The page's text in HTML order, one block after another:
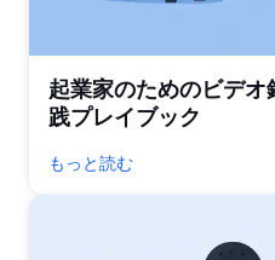
起業家のためのビデ
践プレイブック
もっと読む